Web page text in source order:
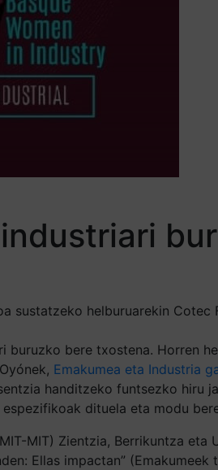
sustatzeko helburuarekin Cotec
bere txostena. Horren
Emakumea eta Industria
handitzeko funtsezko hiru
dituela eta modu
MIT) Zientzia, Berrikuntza
Ellas impactan”